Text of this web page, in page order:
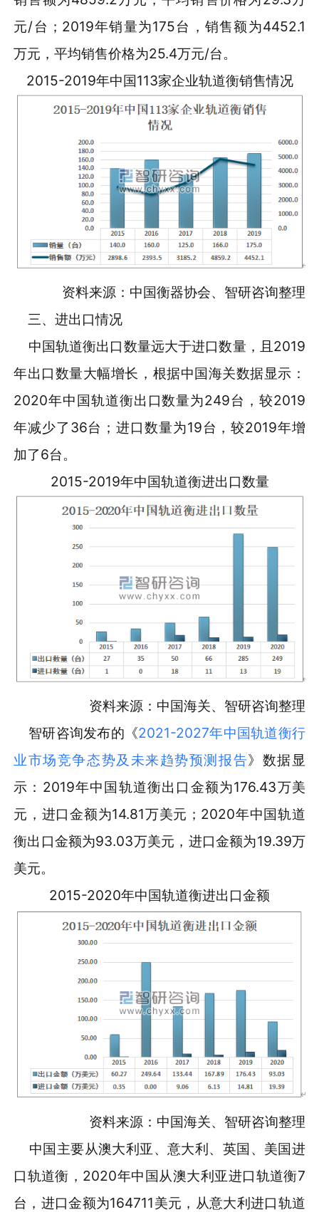
元/台；2019年销量为175台，销售额为4452.1
万元，平均销售价格为25.4万元/台。
2015-2019年中国113家企业轨道衡销售情况
资料来源：中国衡器协会、智研咨询整理
三、进出口情况
中国轨道衡出口数量远大于进口数量，且2019
年出口数量大幅增长，根据中国海关数据显示：
2020年中国轨道衡出口数量为249台，较2019
年减少了36台；进口数量为19台，较2019年增
加了6台。
2015-2019年中国轨道衡进出口数量
资料来源：中国海关、智研咨询整理
智研咨询发布的《2021-2027年中国轨道衡行
业市场竞争态势及未来趋势预测报告》数据显
示：2019年中国轨道衡出口金额为176.43万美
元，进口金额为14.81万美元；2020年中国轨道
衡出口金额为93.03万美元，进口金额为19.39万
美元。
2015-2020年中国轨道衡进出口金额
资料来源：中国海关、智研咨询整理
中国主要从澳大利亚、意大利、英国、美国进
口轨道衡，2020年中国从澳大利亚进口轨道衡7
台，进口金额为164711美元，从意大利进口轨道